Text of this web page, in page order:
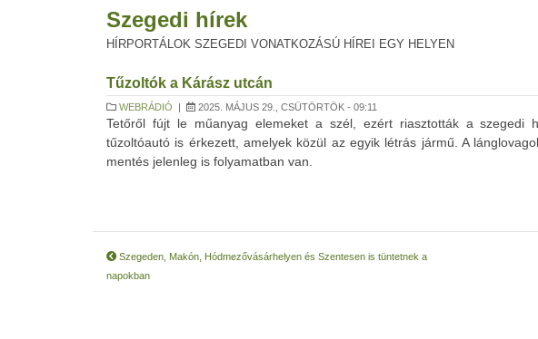
Szegedi hírek
HÍRPORTÁLOK SZEGEDI VONATKOZÁSÚ HÍREI EGY HELYEN
Tűzoltók a Kárász utcán
WEBRÁDIÓ | 2025. MÁJUS 29., CSÜTÖRTÖK - 09:11
Tetőről fújt le műanyag elemeket a szél, ezért riasztották a szegedi
tűzoltóautó is érkezett, amelyek közül az egyik létrás jármű. A
mentés jelenleg is folyamatban van.
Szegeden, Makón, Hódmezővásárhelyen és Szentesen is tüntetnek a
napokban